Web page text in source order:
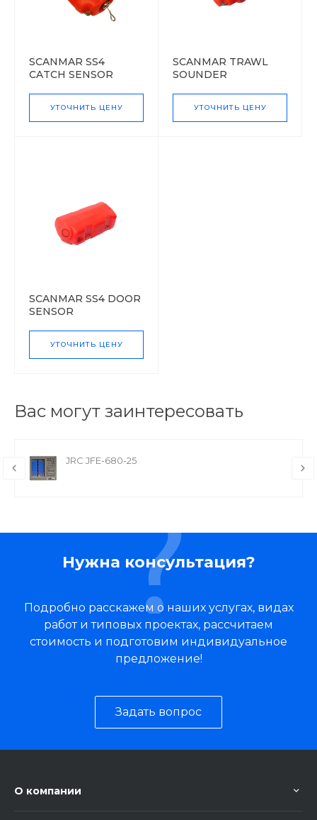
SCANMAR SS4
CATCH SENSOR
УТОЧНИТЬ ЦЕНУ
SCANMAR TRAWL
SOUNDER
УТОЧНИТЬ ЦЕНУ
SCANMAR SS4 DOOR
SENSOR
УТОЧНИТЬ ЦЕНУ
Вас могут заинтересовать
JRC JFE-680-25
Нужна консультация?
Подробно расскажем о наших услугах, видах
работ и типовых проектах, рассчитаем
стоимость и подготовим индивидуальное
предложение!
Задать вопрос
О компании